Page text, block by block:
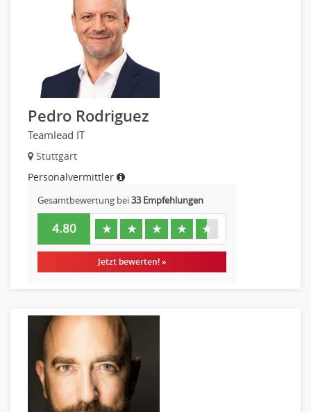
Pedro Rodriguez
Teamlead IT
Stuttgart
Personalvermittler
Gesamtbewertung bei33 Empfehlungen
4.80 ★ ★ ★ ★ ★
Jetzt bewerten! »